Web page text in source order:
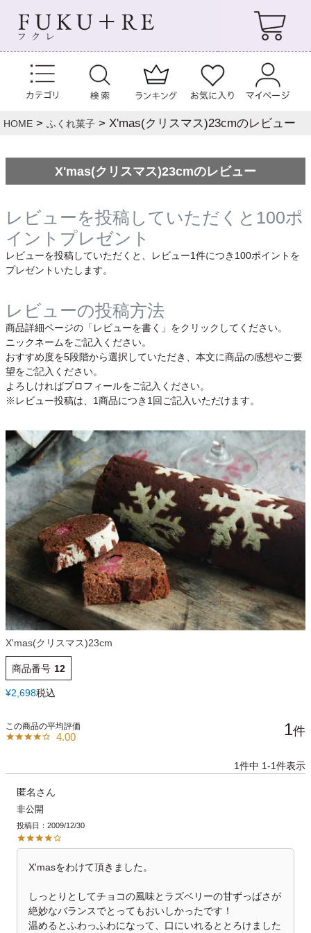
HOME ふくれ菓子 X'mas(クリスマス)23cmのレビュー
X'mas(クリスマス)23cmのレビュー
レビューを投稿していただくと100ポ
イントプレゼント
レビューを投稿していただくと、レビュー1件につき100ポイントを
プレゼントいたします。
レビューの投稿方法
商品詳細ページの「レビューを書く」をクリックしてください。
ニックネームをご記入ください。
おすすめ度を5段階から選択していただき、本文に商品の感想やご要
望をご記入ください。
よろしければプロフィールをご記入ください。
※レビュー投稿は、1商品につき1回ご記入いただけます。
X'mas(クリスマス)23cm
商品番号 12
¥2,698税込
4.00 1
1件中 1-1件表示
匿名
非公開
投稿日 2009/12/30
X'masをわけて頂きました。
しっとりとしてチョコの風味とラズベリーの甘ずっぱさが
絶妙なバランスでとってもおいしかったです！
温めるとふわっふわになって、口にいれるととろけました